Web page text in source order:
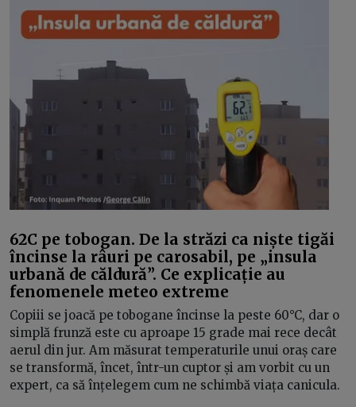
62C pe tobogan. De la străzi ca niște tigăi
încinse la râuri pe carosabil, pe „insula
urbană de căldură”. Ce explicație au
fenomenele meteo extreme
Copiii se joacă pe tobogane încinse la peste 60°C, dar o
simplă frunză este cu aproape 15 grade mai rece decât
aerul din jur. Am măsurat temperaturile unui oraș care
se transformă, încet, într-un cuptor și am vorbit cu un
expert, ca să înțelegem cum ne schimbă viața canicula.